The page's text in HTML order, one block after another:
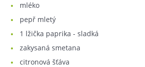
mléko
pepř mletý
1 lžička paprika - sladká
zakysaná smetana
citronová šťáva